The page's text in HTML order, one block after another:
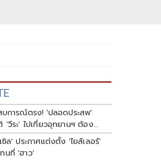
สบการณ์ตรง! 'ปลอดประสพ'
'วีระ' ไปเที่ยวอุทยานฯ ต้อง
รมชาติดิบๆให้ได้
ซิล' ประกาศแต่งตั้ง 'ไยส์เลอร์'
นที่ 'ฮาว'